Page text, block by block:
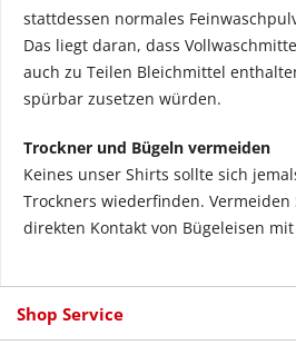
stattdessen normales
Das liegt daran, dass
auch zu Teilen Bleichmittel
spürbar zusetzen würden.
Trockner und Bügeln vermeiden
Keines unser Shirts sollte sich
Trockners wiederfinden. Vermeiden
direkten Kontakt von Bügeleisen
Shop Service